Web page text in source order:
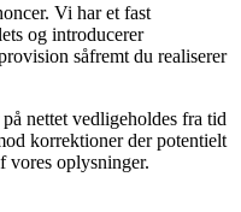
Vi har et fast
og introducerer
såfremt du realiserer
nettet vedligeholdes fra tid
korrektioner der potentielt
vores oplysninger.